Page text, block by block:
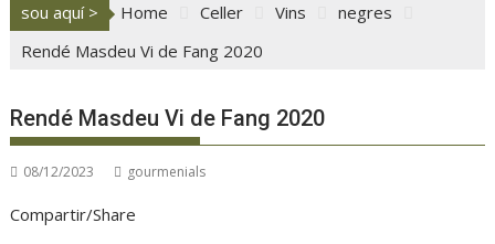
sou aquí > Home Celler Vins
negres
Rendé Masdeu Vi de Fang 2020
Rendé Masdeu Vi de Fang 2020
08/12/2023 gourmenials
Compartir/Share